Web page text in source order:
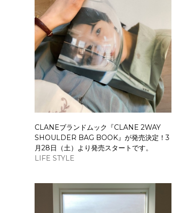
CLANEブランドムック『CLANE 2WAY
SHOULDER BAG BOOK』が発売決定！3
月28日（土）より発売スタートです。
LIFE STYLE